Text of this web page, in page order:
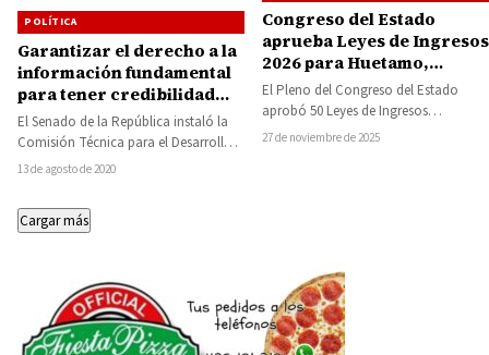
POLÍTICA
Garantizar el derecho a la
información fundamental
para tener credibilidad
entre los ciudadanos:
Toño García
El Senado de la República instaló la
Comisión Técnica para el Desarrollo
de un Observatorio de Transparencia
13 de agosto de 2020
Congreso del Estado
aprueba Leyes de Ingresos
2026 para Huetamo,
Juárez, Nocupétaro,
Carácuaro, Churumuco,
San Lucas, Susupuato,
El Pleno del Congreso del Estado
aprobó 50 Leyes de Ingresos
Municipales para el Ejercicio Fiscal
27 de noviembre de 2025
Cargar más